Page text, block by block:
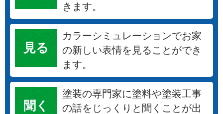
きます。
見る
カラーシミュレーションでお家
の新しい表情を見ることができ
ます。
聞く
塗装の専門家に塗料や塗装工事
の話をじっくりと聞くことが出